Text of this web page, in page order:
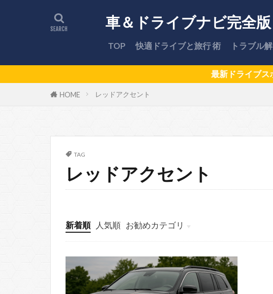
車＆ドライブナビ完全
TOP 快適ドライブと旅行 術 トラブル
【保存版
安全な運
車の維持
カー用品
【保存版
最新ドライブスポッ
HOME レッドアクセント
TAG
レッドアクセント
新着順 人気順 お勧めカテゴリ
情報募集ページ
keni8-child